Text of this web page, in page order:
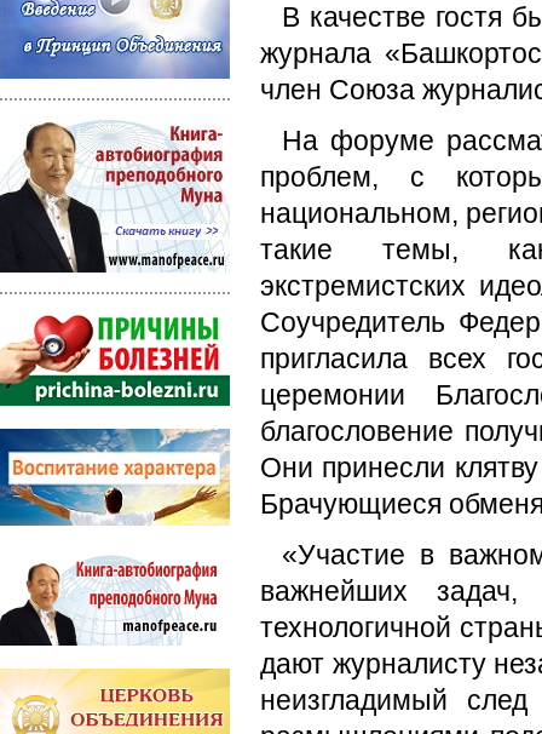
В качестве гостя
журнала
член Союза
На форуме
проблем, с
национальном,
такие темы, как
экстремистских
Соучредитель
пригласила всех
церемонии
благословение
Они принесли
Брачующиеся
«Участие в
важнейших
технологичной
дают журналисту
неизгладимый